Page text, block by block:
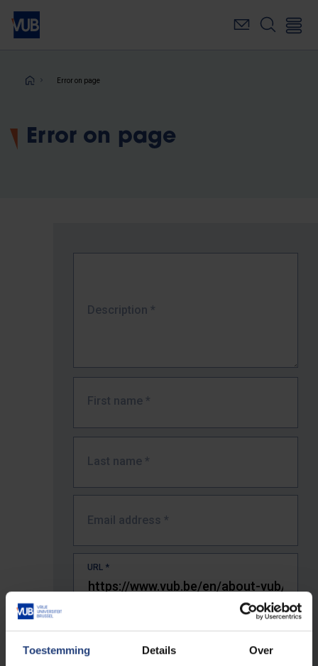
Toestemming Details Over
Skip
main
Breadcrumb
Error on page
Error on page
Description *
First name *
Last name *
Email address *
URL *
The full URL of the page where you encountered the error.